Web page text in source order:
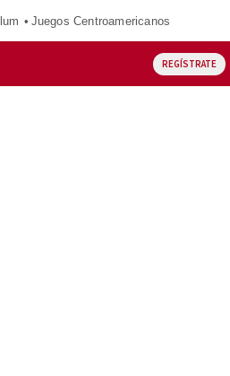
Juegos Centroamericanos
REGÍSTRATE